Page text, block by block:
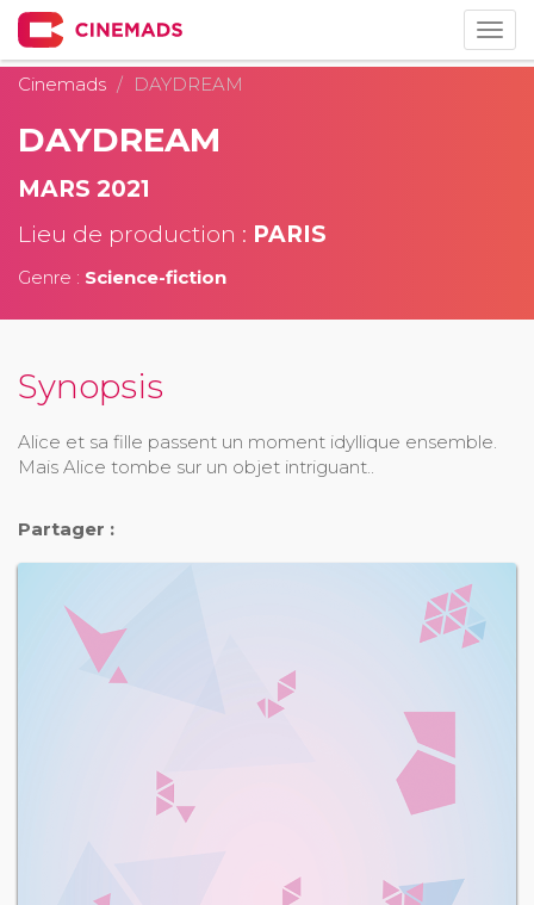
Cinemads
DAYDREAM
DAYDREAM
MARS 2021
Lieu de production : PARIS
Genre : Science-fiction
Synopsis
Alice et sa fille passent un moment idyllique ensemble.
Mais Alice tombe sur un objet intriguant..
Partager :